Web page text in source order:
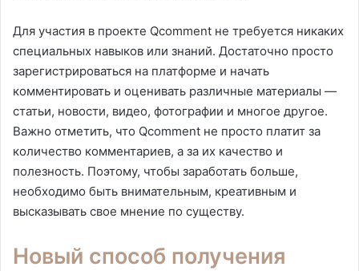
Для участия в проекте Qcomment не требуется никаких
специальных навыков или знаний. Достаточно просто
зарегистрироваться на платформе и начать
комментировать и оценивать различные материалы —
статьи, новости, видео, фотографии и многое другое.
Важно отметить, что Qcomment не просто платит за
количество комментариев, а за их качество и
полезность. Поэтому, чтобы заработать больше,
необходимо быть внимательным, креативным и
высказывать свое мнение по существу.
Новый способ получения